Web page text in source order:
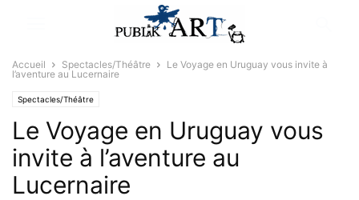
Accueil Spectacles/Théâtre
Le Voyage en Uruguay vous invite à
l’aventure au Lucernaire
Spectacles/Théâtre
Le Voyage en Uruguay vous
invite à l’aventure au
Lucernaire